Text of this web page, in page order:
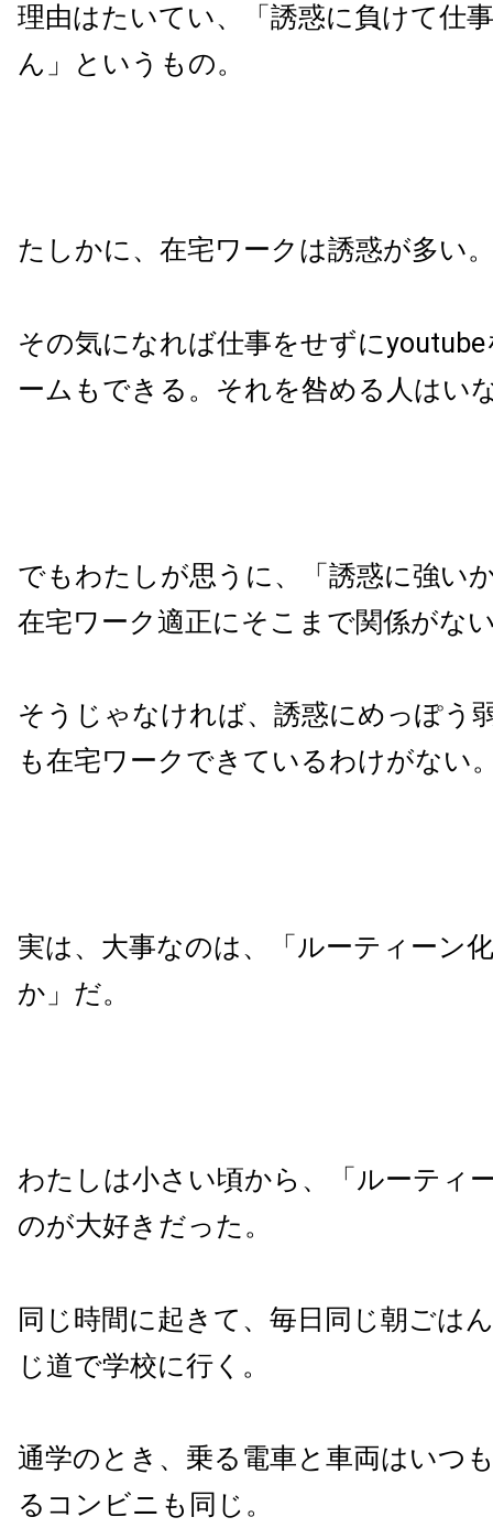
理由はたいてい、「誘惑に負けて仕
ん」というもの。
たしかに、在宅ワークは誘惑が多い
その気になれば仕事をせずに
ームもできる。それを咎める人はい
でもわたしが思うに、「誘惑に強い
在宅ワーク適正にそこまで関係がな
そうじゃなければ、誘惑にめっぽう
も在宅ワークできているわけがない
実は、大事なのは、「ルーティーン
か」だ。
わたしは小さい頃から、「ルーティ
のが大好きだった。
同じ時間に起きて、毎日同じ朝ごは
じ道で学校に行く。
通学のとき、乗る電車と車両はいつ
るコンビニも同じ。